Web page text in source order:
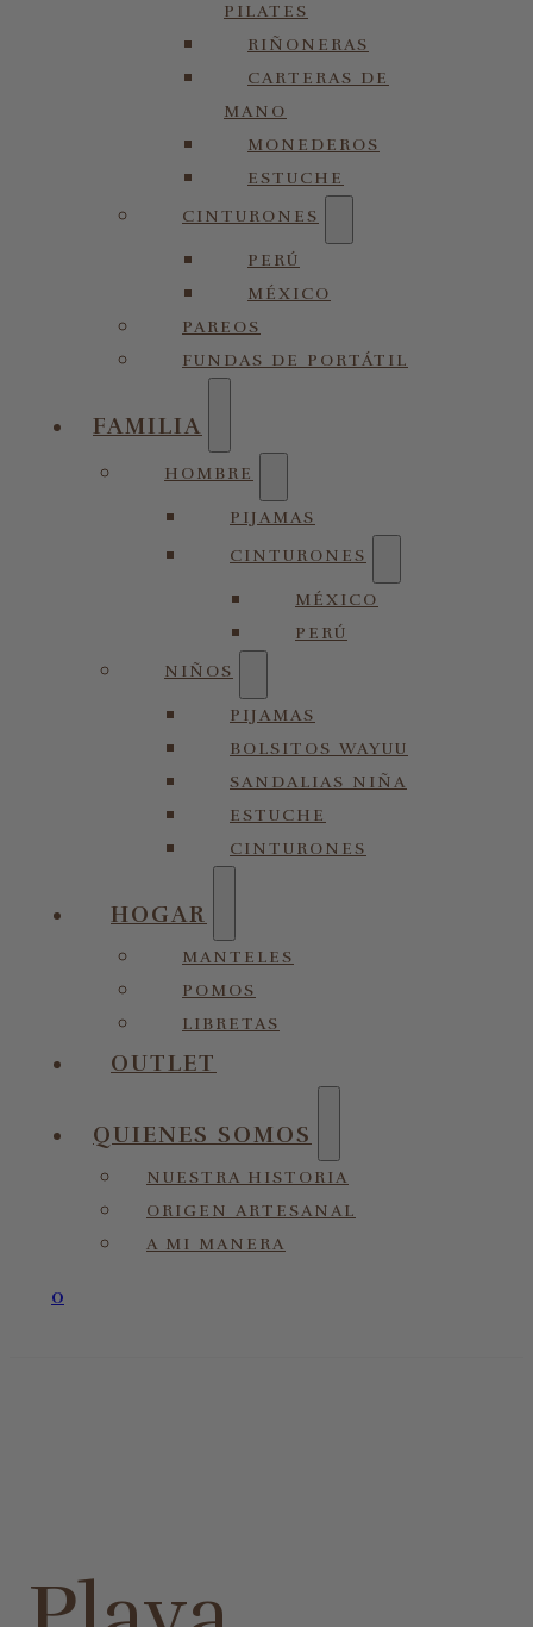
PILATES
RIÑONERAS
CARTERAS DE
MANO
MONEDEROS
ESTUCHE
CINTURONES
PERÚ
MÉXICO
PAREOS
FUNDAS DE PORTÁTIL
FAMILIA
HOMBRE
PIJAMAS
CINTURONES
MÉXICO
PERÚ
NIÑOS
PIJAMAS
BOLSITOS WAYUU
SANDALIAS NIÑA
ESTUCHE
CINTURONES
HOGAR
MANTELES
POMOS
LIBRETAS
OUTLET
QUIENES SOMOS
NUESTRA HISTORIA
ORIGEN ARTESANAL
A MI MANERA
0